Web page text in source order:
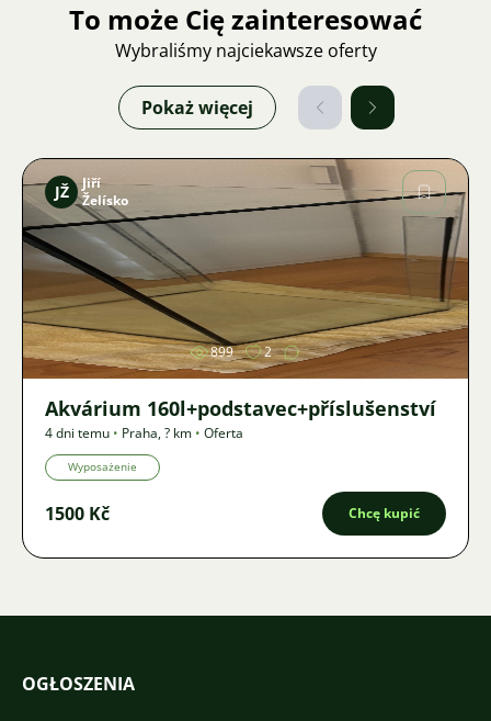
To może Cię zainteresować
Wybraliśmy najciekawsze oferty
Pokaż więcej
Zdjęcie
JŽ
Jiří
Želísko
899 2
Akvárium 160l+podstavec+příslušenství
4 dni temu • Praha,? km • Oferta
Wyposażenie
1500 Kč Chcę kupić
OGŁOSZENIA